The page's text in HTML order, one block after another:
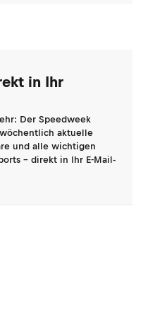
in Ihr
Der Speedweek
aktuelle
und alle wichtigen
- direkt in Ihr E-Mail-